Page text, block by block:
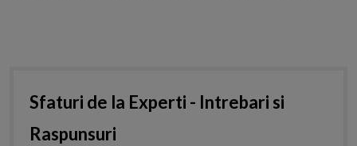
Sfaturi de la Experti - Intrebari si
Raspunsuri